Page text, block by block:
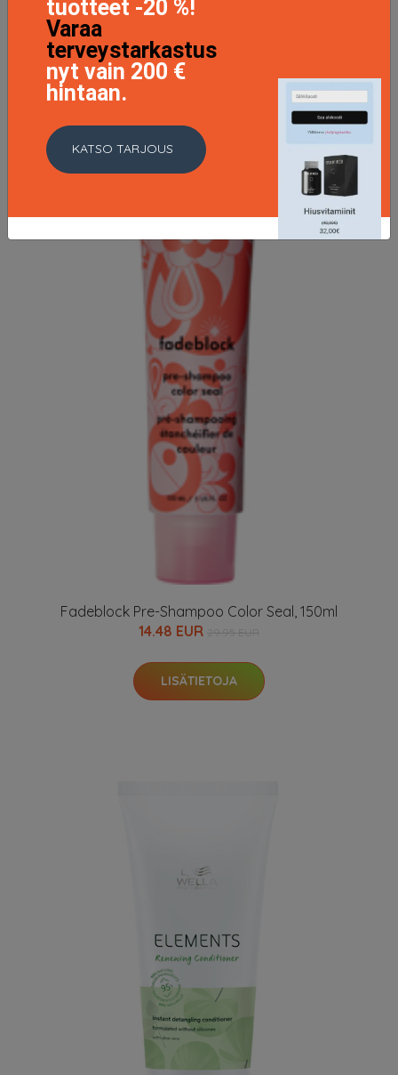
Fadeblock Pre-Shampoo Color Seal, 150ml
14.48 EUR
LISÄTIETOJA
tuotteet -20 %!
Varaa
terveystarkastus
nyt vain 200 €
hintaan.
KATSO TARJOUS